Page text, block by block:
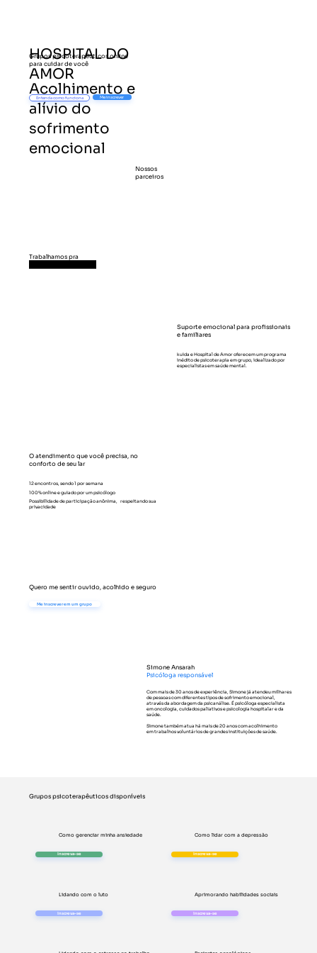
HOSPITAL DO
AMOR
Grupos psicoterapêuticos online
para cuidar de você
Acolhimento e
alívio do
sofrimento
emocional
Entenda como funciona Me inscrever
Nossos
parceiros
Trabalhamos pra
Suporte emocional para profissionais
e familiares
kuida e Hospital de Amor oferecem um programa
inédito de psicoterapia em grupo, idealizado por
especialistas em saúde mental.
O atendimento que você precisa, no
conforto de seu lar
12 encontros, sendo 1 por semana
100% online e guiado por um psicólogo
Possibilidade de participação anônima, respeitando sua
privacidade
Quero me sentir ouvido, acolhido e seguro
Me inscrever em um grupo
Simone Ansarah
Psicóloga responsável
Com mais de 30 anos de experiência, Simone já atendeu milhares
de pessoas com diferentes tipos de sofrimento emocional,
através da abordagem da psicanálise. É psicóloga especialista
em oncologia, cuidados paliativos e psicologia hospitalar e da
saúde.
Simone também atua há mais de 20 anos com acolhimento
em trabalhos voluntários de grandes instituições de saúde.
Grupos psicoterapêuticos disponíveis
Como gerenciar minha ansiedade
Inscreva-se
Como lidar com a depressão
Inscreva-se
Lidando com o luto
Inscreva-se
Aprimorando habilidades sociais
Inscreva-se